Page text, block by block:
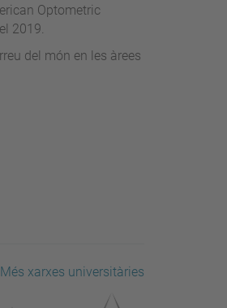
Optometric
2019.
del món en les àrees
Més xarxes universitàries